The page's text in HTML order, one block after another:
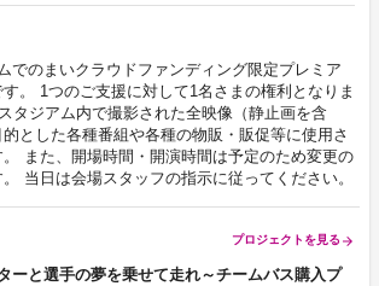
でのまいクラウドファンディング限定プレミア
。 1つのご支援に対して1名さまの権利となりま
ジアム内で撮影された全映像（静止画を含
とした各種番組や各種の物販・販促等に使用さ
また、開場時間・開演時間は予定のため変更の
当日は会場スタッフの指示に従ってください。
プロジェクトを見る arrow_forward
ーと選手の夢を乗せて走れ～チームバス購入プ